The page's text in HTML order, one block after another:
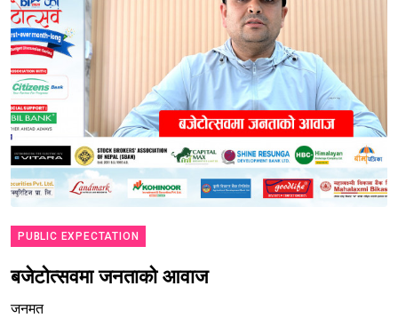
PUBLIC EXPECTATION
बजेटोत्सवमा जनताको आवाज
जनमत